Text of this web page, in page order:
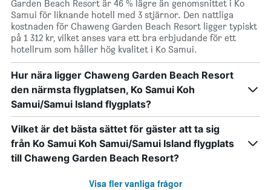
Garden Beach Resort är 46 % lägre än genomsnittet i Ko
Samui för liknande hotell med 3 stjärnor. Den nattliga
kostnaden för Chaweng Garden Beach Resort ligger typiskt
på 1 312 kr, vilket anses vara ett bra erbjudande för ett
hotellrum som håller hög kvalitet i Ko Samui.
Hur nära ligger Chaweng Garden Beach Resort
den närmsta flygplatsen, Ko Samui Koh
Samui/Samui Island flygplats?
Vilket är det bästa sättet för gäster att ta sig
från Ko Samui Koh Samui/Samui Island flygplats
till Chaweng Garden Beach Resort?
Visa fler vanliga frågor